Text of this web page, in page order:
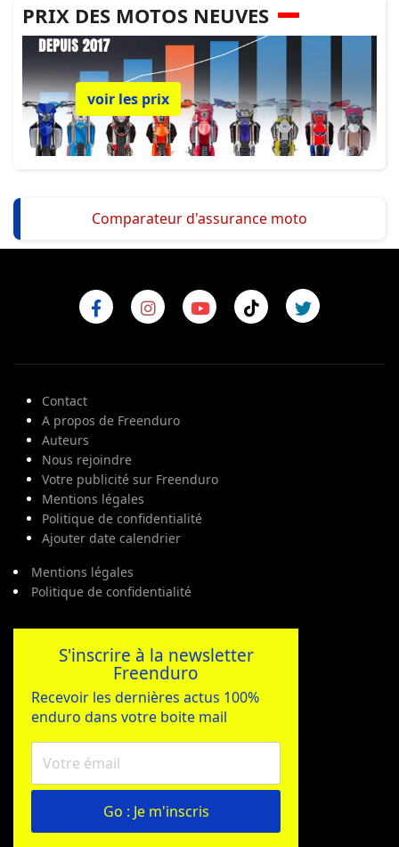
PRIX DES MOTOS NEUVES
voir les prix
Comparateur d'assurance moto
Contact
A propos de Freenduro
Auteurs
Nous rejoindre
Votre publicité sur Freenduro
Mentions légales
Politique de confidentialité
Ajouter date calendrier
Mentions légales
Politique de confidentialité
S'inscrire à la newsletter
Freenduro
Recevoir les dernières actus 100%
enduro dans votre boite mail
Go : Je m'inscris